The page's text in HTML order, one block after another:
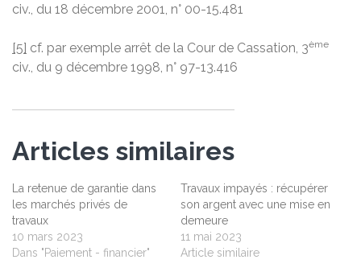
civ., du 18 décembre 2001, n° 00-15.481
[5] cf. par exemple arrêt de la Cour de Cassation, 3ème
civ., du 9 décembre 1998, n° 97-13.416
Articles similaires
La retenue de garantie dans
les marchés privés de
travaux
10 mars 2023
Dans "Paiement - financier"
Travaux impayés : récupérer
son argent avec une mise en
demeure
11 mai 2023
Article similaire